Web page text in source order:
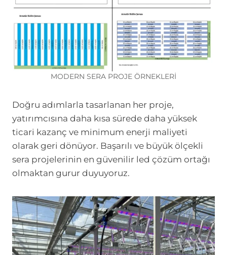
MODERN SERA PROJE ÖRNEKLERİ
Doğru adımlarla tasarlanan her proje,
yatırımcısına daha kısa sürede daha yüksek
ticari kazanç ve minimum enerji maliyeti
olarak geri dönüyor. Başarılı ve büyük ölçekli
sera projelerinin en güvenilir led çözüm ortağı
olmaktan gurur duyuyoruz.